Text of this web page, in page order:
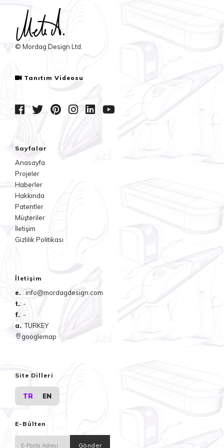
© Mordag Design Ltd.
Tanıtım Videosu
Sayfalar
Anasayfa
Projeler
Haberler
Hakkında
Patentler
Müşteriler
İletişim
Gizlilik Politikası
İletişim
e. : info@mordagdesign.com
t.: -
f.: -
a.: TURKEY
googlemap
Site Dilleri
TR EN
E-Bülten